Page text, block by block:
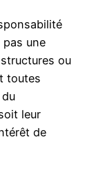
pas une
ou
toutes
leur
de